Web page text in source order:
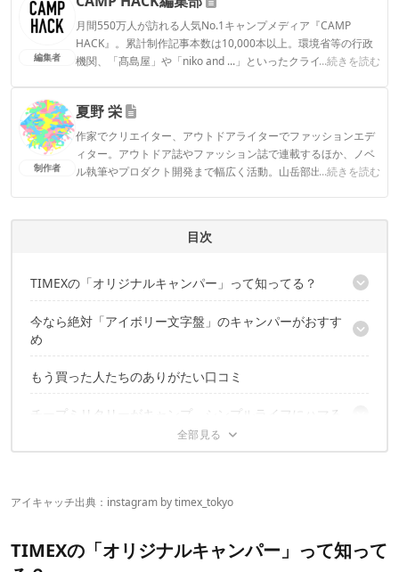
編集者
月間550万人が訪れる人気No.1キャンプメディア『CAMP
HACK』。累計制作記事本数は10,000本以上。環境省等の行政
機関、「髙島屋」や「niko and ...」といったクライアントとの
...続きを読む
CAMP HACK編集部のプロフィール
制作者
夏野 栄
作家でクリエイター、アウトドアライターでファッションエデ
ィター。アウトドア誌やファッション誌で連載するほか、ノベ
ル執筆やプロダクト開発まで幅広く活動。山岳部出身、海育ち
...続きを読む
目次
TIMEXの「オリジナルキャンパー」って知ってる？
チープだけどカッコイイ＆かわいい！
今なら絶対「アイボリー文字盤」のキャンパーがおすす
め
かなりレアなんです
価格が安い
もう買った人たちのありがたい口コミ
チープミリタリーがキャンプ、シンプルライフにハマる
こんな腕時計も登場しています
アイキャッチ出典：instagram bytimex_tokyo
TIMEXの「オリジナルキャンパー」って知って